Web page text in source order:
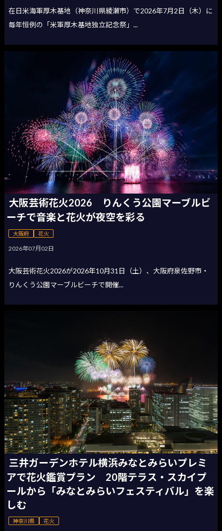
在日米海軍厚木基地（神奈川県綾瀬市）で2026年7月2日（木）に
毎年恒例の「米軍厚木基地独立記念祭」...
大阪芸術花火2026 りんくう公園マーブルビ
ーチで音楽と花火が夜空を彩る
大阪府 花火
2026年07月02日
大阪芸術花火2026が2026年10月31日（土）、大阪府泉佐野市・
りんくう公園マーブルビーチで開催...
三井ガーデンホテル横浜みなとみらいプレミ
アで花火鑑賞プラン 20階テラス・スカイプ
ールから「みなとみらいフェスティバル」を楽
しむ
神奈川県 花火